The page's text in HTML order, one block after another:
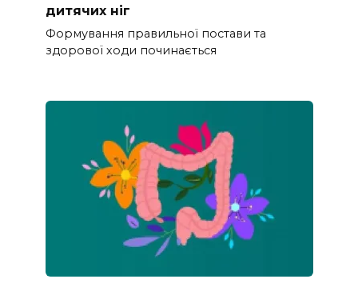
дитячих ніг
Формування правильної постави та
здорової ходи починається